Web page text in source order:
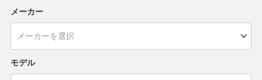
メーカー
モデル